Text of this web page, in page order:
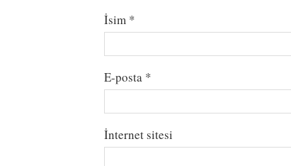
İsim *
E-posta *
İnternet sitesi